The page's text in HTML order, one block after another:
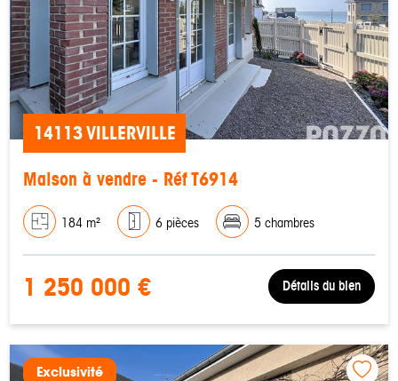
14113 VILLERVILLE
Maison à vendre - Réf T6914
184 m² 6 pièces 5 chambres
1 250 000 € Détails du bien
Exclusivité